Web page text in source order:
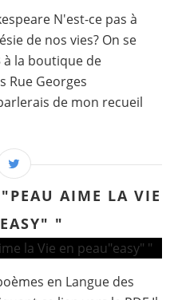
N'est-ce pas à
de nos vies? On se
à la boutique de
Rue Georges
de mon recueil
AIME LA VIE
"
en Langue des